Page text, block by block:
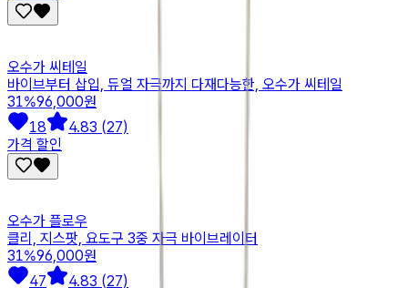
오수가 씨테일
바이브부터 삽입, 듀얼 자극까지 다재다능한, 오수가 씨테일
31%96,000원
18
4.83 (27)
가격 할인
오수가 플로우
클리, 지스팟, 요도구 3중 자극 바이브레이터
31%96,000원
47
4.83 (27)